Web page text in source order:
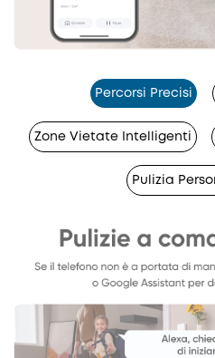
Percorsi Precisi
Zone Vietate Intelligenti
Pulizia